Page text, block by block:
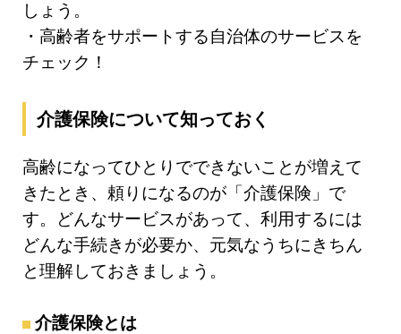
しょう。
・高齢者をサポートする自治体のサービスを
チェック！
介護保険について知っておく
高齢になってひとりでできないことが増えて
きたとき、頼りになるのが「介護保険」で
す。どんなサービスがあって、利用するには
どんな手続きが必要か、元気なうちにきちん
と理解しておきましょう。
介護保険とは